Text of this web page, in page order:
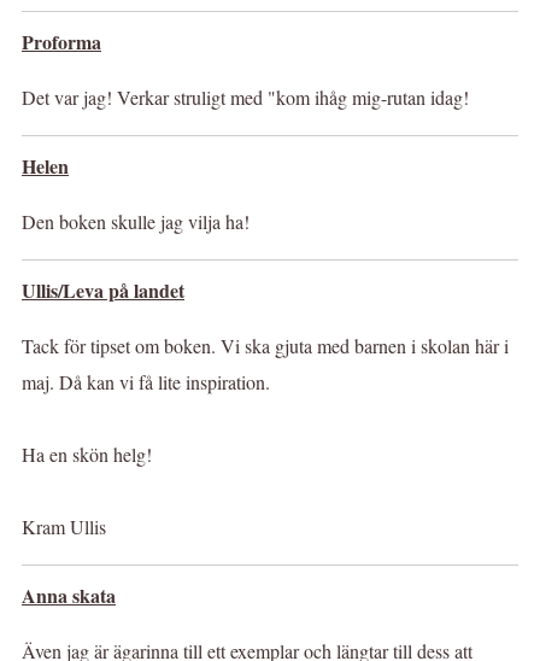
Proforma
Det var jag! Verkar struligt med "kom ihåg mig-rutan idag!
Helen
Den boken skulle jag vilja ha!
Ullis/Leva på landet
Tack för tipset om boken. Vi ska gjuta med barnen i skolan här i
maj. Då kan vi få lite inspiration.
Ha en skön helg!
Kram Ullis
Anna skata
Även jag är ägarinna till ett exemplar och längtar till dess att